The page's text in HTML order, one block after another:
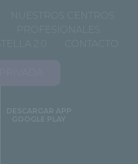
NUESTROS CENTROS
PROFESIONALES
STELLA 2.0 CONTACTO
DESCARGAR APP
GOOGLE PLAY